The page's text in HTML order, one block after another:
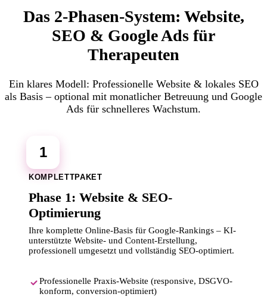
Das 2-Phasen-System: Website,
SEO & Google Ads für
Therapeuten
Ein klares Modell: Professionelle Website & lokales SEO
als Basis – optional mit monatlicher Betreuung und Google
Ads für schnelleres Wachstum.
1
KOMPLETTPAKET
Phase 1: Website & SEO-
Optimierung
Ihre komplette Online-Basis für Google-Rankings – KI-
unterstützte Website- und Content-Erstellung,
professionell umgesetzt und vollständig SEO-optimiert.
Professionelle Praxis-Website (responsive, DSGVO-
konform, conversion-optimiert)